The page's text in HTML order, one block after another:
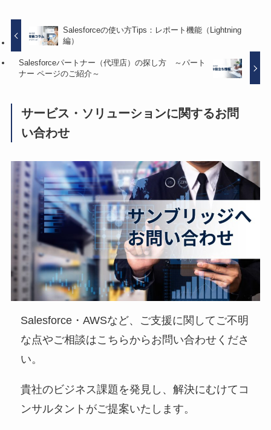
Salesforceの使い方Tips：レポート機能（Lightning
編）
Salesforceパートナー（代理店）の探し方 ～パート
ナー ページのご紹介～
サービス・ソリューションに関するお問
い合わせ
Salesforce・AWSなど、ご支援に関してご不明
な点やご相談はこちらからお問い合わせくださ
い。
貴社のビジネス課題を発見し、解決にむけてコ
ンサルタントがご提案いたします。